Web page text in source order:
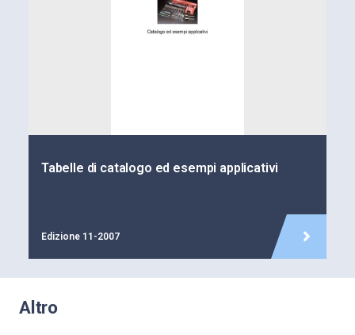
Tabelle di catalogo ed esempi applicativi
Edizione 11-2007
Altro